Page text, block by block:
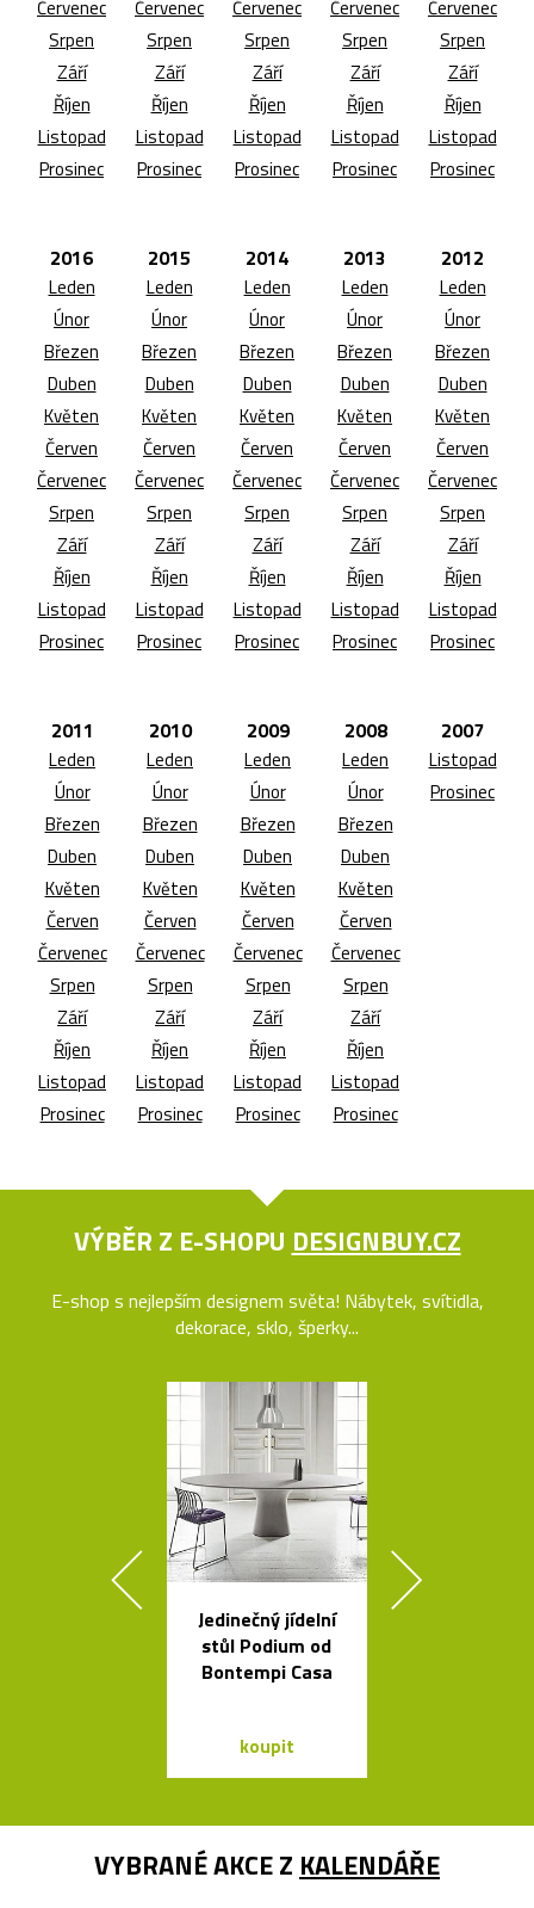
Červenec
Srpen
Září
Říjen
Listopad
Prosinec
Červenec
Srpen
Září
Říjen
Listopad
Prosinec
Červenec
Srpen
Září
Říjen
Listopad
Prosinec
Červenec
Srpen
Září
Říjen
Listopad
Prosinec
Červenec
Srpen
Září
Říjen
Listopad
Prosinec
2016
Leden
Únor
Březen
Duben
Květen
Červen
Červenec
Srpen
Září
Říjen
Listopad
Prosinec
2015
Leden
Únor
Březen
Duben
Květen
Červen
Červenec
Srpen
Září
Říjen
Listopad
Prosinec
2014
Leden
Únor
Březen
Duben
Květen
Červen
Červenec
Srpen
Září
Říjen
Listopad
Prosinec
2013
Leden
Únor
Březen
Duben
Květen
Červen
Červenec
Srpen
Září
Říjen
Listopad
Prosinec
2012
Leden
Únor
Březen
Duben
Květen
Červen
Červenec
Srpen
Září
Říjen
Listopad
Prosinec
2011
Leden
Únor
Březen
Duben
Květen
Červen
Červenec
Srpen
Září
Říjen
Listopad
Prosinec
2010
Leden
Únor
Březen
Duben
Květen
Červen
Červenec
Srpen
Září
Říjen
Listopad
Prosinec
2009
Leden
Únor
Březen
Duben
Květen
Červen
Červenec
Srpen
Září
Říjen
Listopad
Prosinec
2008
Leden
Únor
Březen
Duben
Květen
Červen
Červenec
Srpen
Září
Říjen
Listopad
Prosinec
2007
Listopad
Prosinec
VÝBĚR Z E-SHOPU DESIGNBUY.CZ
E-shop s nejlepším designem světa! Nábytek, svítidla,
dekorace, sklo, šperky...
Jedinečný jídelní
stůl Podium od
Bontempi Casa
koupit
VYBRANÉ AKCE Z KALENDÁŘE